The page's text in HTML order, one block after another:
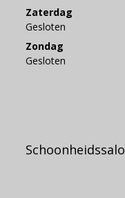
Zaterdag
Gesloten
Zondag
Gesloten